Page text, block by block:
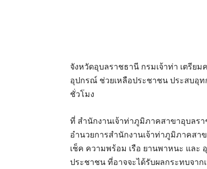
จังหวัดอุบลราชธานี กรมเจ้าท่า เตรีย
อุปกรณ์ ช่วยเหลือประชาชน ประสบอุ
ชั่วโมง
ที่ สำนักงานเจ้าท่าภูมิภาคสาขาอุบลร
อำนวยการสำนักงานเจ้าท่าภูมิภาคสา
เช็ค ความพร้อม เรือ ยานพาหนะ และ
ประชาชน ที่อาจจะได้รับผลกระทบจา